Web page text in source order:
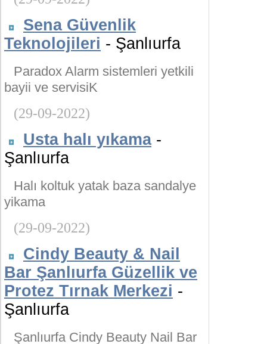
Sena Güvenlik
Teknolojileri - Şanlıurfa
Paradox Alarm sistemleri yetkili
bayii ve servisiK
(29-09-2022)
Usta halı yıkama-
Şanlıurfa
Halı koltuk yatak baza sandalye
yikama
(29-09-2022)
Cindy Beauty & Nail
Bar Şanlıurfa Güzellik ve
Protez Tırnak Merkezi -
Şanlıurfa
Şanlıurfa Cindy Beauty Nail Bar